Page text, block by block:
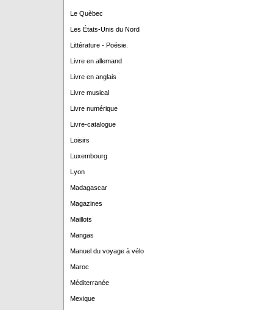
Le Quèbec
Les États-Unis du Nord
Littérature - Poésie.
Livre en allemand
Livre en anglais
Livre musical
Livre numérique
Livre-catalogue
Loisirs
Luxembourg
Lyon
Madagascar
Magazines
Maillots
Mangas
Manuel du voyage à vélo
Maroc
Méditerranée
Mexique